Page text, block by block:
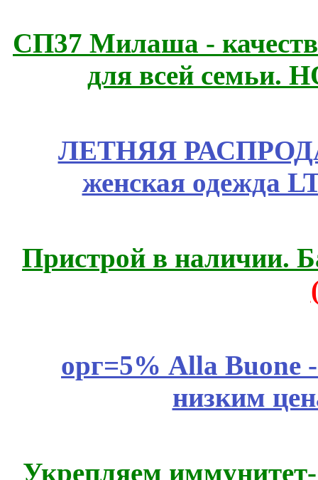
СП37 Милаша -
для всей семьи.
ЛЕТНЯЯ
женская одежда
Пристрой в наличии.
орг=5% Alla Buone
низким
Укрепляем